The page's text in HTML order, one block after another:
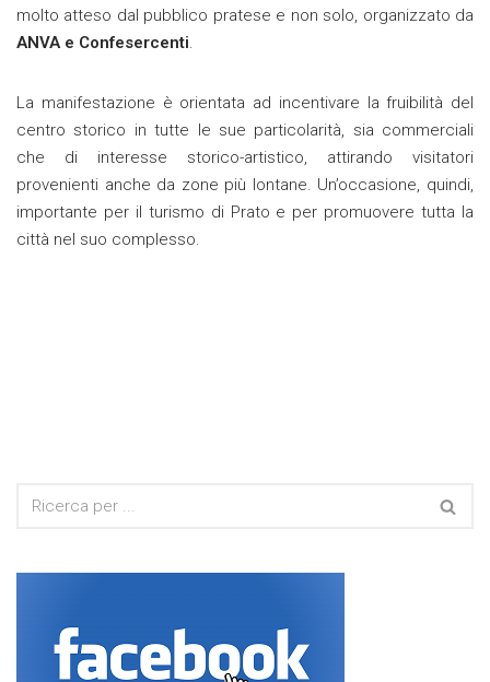
molto atteso dal pubblico pratese e non solo, organizzato da
ANVA e Confesercenti.
La manifestazione è orientata ad incentivare la fruibilità del
centro storico in tutte le sue particolarità, sia commerciali
che di interesse storico-artistico, attirando visitatori
provenienti anche da zone più lontane. Un’occasione, quindi,
importante per il turismo di Prato e per promuovere tutta la
città nel suo complesso.